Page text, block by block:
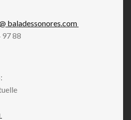
baladessonores.com
97 88
: